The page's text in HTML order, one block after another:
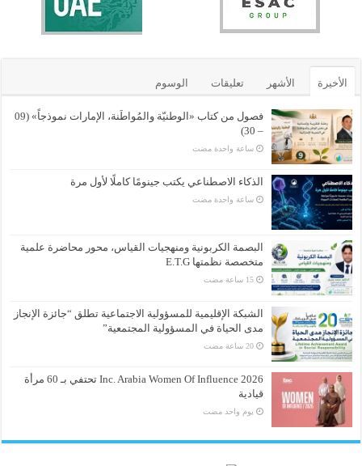
الأخيرة الأشهر تعليقات الوسوم
فصول من كتاب «الوطنيّة والمُواطَنة، الإمارات نموذجاً» (09
– 30)
‏ساعة واحدة مضت
الذكاء الاصطناعي يكتب جينومًا كاملًا لأول مرة
‏ساعة واحدة مضت
البصمة الكربونية ومنهجيات القياس، محور محاضرة علمية
متخصصة نظمتها E.T.G
الشبكة الإقليمية للمسؤولية الاجتماعية تطلق “جائزة الإنجاز
مدى الحياة في المسؤولية المجتمعية”
Inc. Arabia Women Of Influence 2026 تحتفي بـ 60 مرأة
قيادية
‏يوم واحد مضت